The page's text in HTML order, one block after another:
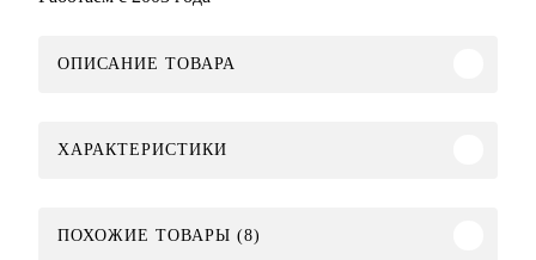
ОПИСАНИЕ ТОВАРА
ХАРАКТЕРИСТИКИ
ПОХОЖИЕ ТОВАРЫ (8)